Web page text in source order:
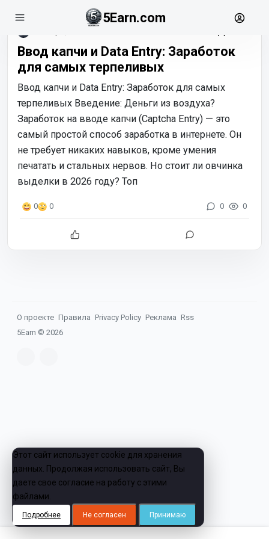
5Earn.com
Ввод капчи и Data Entry: Заработок
для самых терпеливых
Ввод капчи и Data Entry: Заработок для самых
терпеливых Введение: Деньги из воздуха?
Заработок на вводе капчи (Captcha Entry) — это
самый простой способ заработка в интернете. Он
не требует никаких навыков, кроме умения
печатать и стальных нервов. Но стоит ли овчинка
выделки в 2026 году? Топ
0 0 0 0
О проекте Правила Privacy Policy Реклама Rss
5Earn © 2026
Этот сайт использует cookie для хранения
данных. Продолжая использовать сайт, Вы
даете свое согласие на работу с этими
файлами.
Подробнее Не согласен Принимаю